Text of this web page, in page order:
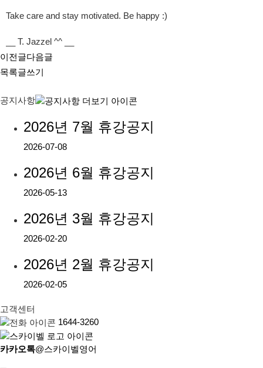
Take care and stay motivated. Be happy :)
__ T. Jazzel ^^ __
이전글다음글
목록글쓰기
공지사항
2026년 7월 휴강공지
2026-07-08
2026년 6월 휴강공지
2026-05-13
2026년 3월 휴강공지
2026-02-20
2026년 2월 휴강공지
2026-02-05
고객센터
1644-3260
카카오톡@스카이벨영어